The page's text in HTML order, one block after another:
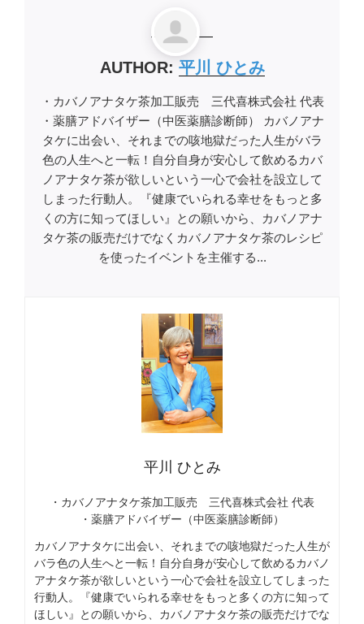
AUTHOR: 平川 ひとみ
・カバノアナタケ茶加工販売 三代喜株式会社 代表
・薬膳アドバイザー（中医薬膳診断師） カバノアナ
タケに出会い、それまでの咳地獄だった人生がバラ
色の人生へと一転！自分自身が安心して飲めるカバ
ノアナタケ茶が欲しいという一心で会社を設立して
しまった行動人。『健康でいられる幸せをもっと多
くの方に知ってほしい』との願いから、カバノアナ
タケ茶の販売だけでなくカバノアナタケ茶のレシピ
を使ったイベントを主催する...
平川 ひとみ
・カバノアナタケ茶加工販売 三代喜株式会社 代表
・薬膳アドバイザー（中医薬膳診断師）
カバノアナタケに出会い、それまでの咳地獄だった人生が
バラ色の人生へと一転！自分自身が安心して飲めるカバノ
アナタケ茶が欲しいという一心で会社を設立してしまった
行動人。『健康でいられる幸せをもっと多くの方に知って
ほしい』との願いから、カバノアナタケ茶の販売だけでな